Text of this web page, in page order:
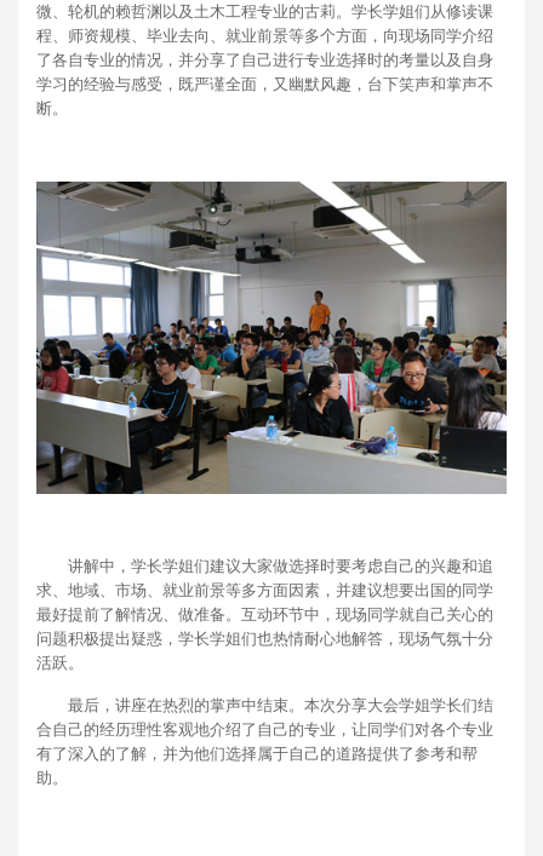
微、轮机的赖哲渊以及土木工程专业的古莉。学长学姐们从修读课
程、师资规模、毕业去向、就业前景等多个方面，向现场同学介绍
了各自专业的情况，并分享了自己进行专业选择时的考量以及自身
学习的经验与感受，既严谨全面，又幽默风趣，台下笑声和掌声不
断。
讲解中，学长学姐们建议大家做选择时要考虑自己的兴趣和追
求、地域、市场、就业前景等多方面因素，并建议想要出国的同学
最好提前了解情况、做准备。互动环节中，现场同学就自己关心的
问题积极提出疑惑，学长学姐们也热情耐心地解答，现场气氛十分
活跃。
最后，讲座在热烈的掌声中结束。本次分享大会学姐学长们结
合自己的经历理性客观地介绍了自己的专业，让同学们对各个专业
有了深入的了解，并为他们选择属于自己的道路提供了参考和帮
助。